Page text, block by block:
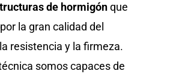
de hormigónque
la gran calidad del
resistencia y la firmeza.
somos capaces de